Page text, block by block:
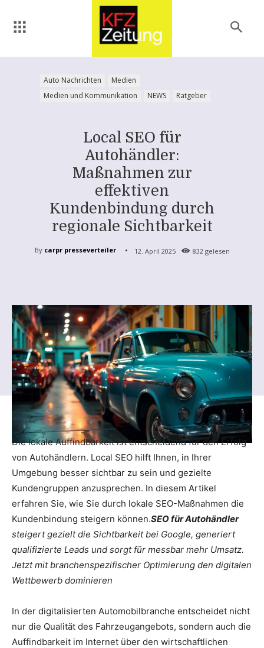
Auto Nachrichten
Medien
Medien und Kommunikation
NEWS Ratgeber
Local SEO für
Autohändler:
Maßnahmen zur
effektiven
Kundenbindung durch
regionale Sichtbarkeit
By carpr presseverteiler 12. April 2025 832 gelesen
Die lokale Auffindbarkeit ist entscheidend für den Erfolg
von Autohändlern. Local SEO hilft Ihnen, in Ihrer
Umgebung besser sichtbar zu sein und gezielte
Kundengruppen anzusprechen. In diesem Artikel
erfahren Sie, wie Sie durch lokale SEO-Maßnahmen die
Kundenbindung steigern können.SEO für Autohändler
steigert gezielt die Sichtbarkeit bei Google, generiert
qualifizierte Leads und sorgt für messbar mehr Umsatz.
Jetzt mit branchenspezifischer Optimierung den digitalen
Wettbewerb dominieren
In der digitalisierten Automobilbranche entscheidet nicht
nur die Qualität des Fahrzeugangebots, sondern auch die
Auffindbarkeit im Internet über den wirtschaftlichen